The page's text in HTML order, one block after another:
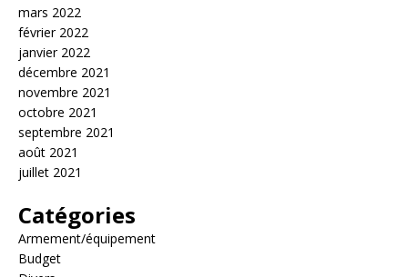
mars 2022
février 2022
janvier 2022
décembre 2021
novembre 2021
octobre 2021
septembre 2021
août 2021
juillet 2021
Catégories
Armement/équipement
Budget